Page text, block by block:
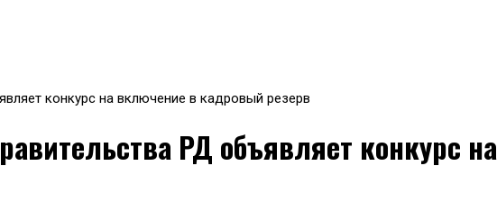
конкурс на включение в кадровый резерв
РД объявляет конкурс